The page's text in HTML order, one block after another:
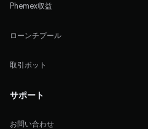
Phemex収益
ローンチプール
取引ボット
サポート
お問い合わせ